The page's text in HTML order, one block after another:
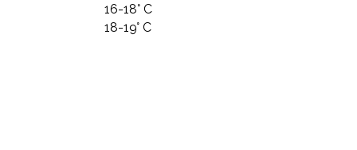
16-18° C
18-19° C